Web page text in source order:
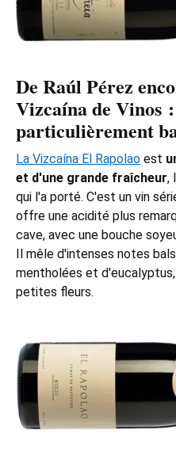
De Raúl Pérez
Vizcaína de Vinos
particulièrement
La Vizcaína El Rapolao est
et d'une grande fraîcheur,
qui l'a porté. C'est un vin
offre une acidité plus
cave, avec une bouche
Il mêle d'intenses notes
mentholées et
petites fleurs.